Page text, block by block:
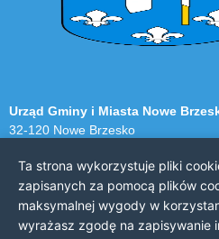
Urząd Gminy i Miasta Nowe
32-120 Nowe Brzesko
KONTAKT Z
Telefon: 12
Ta strona wykorzystuje pliki
zapisanych za pomocą plików
maksymalnej wygody w
wyrażasz zgodę na zapisywanie